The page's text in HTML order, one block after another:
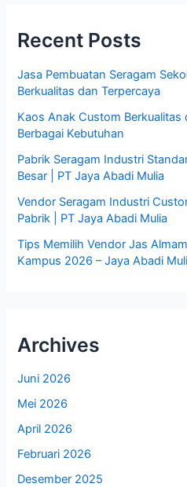
Recent Posts
Jasa Pembuatan Seragam
Berkualitas dan Terpercaya
Kaos Anak Custom
Berbagai Kebutuhan
Pabrik Seragam Industri
Besar | PT Jaya Abadi Mulia
Vendor Seragam Industri
Pabrik | PT Jaya Abadi Mulia
Tips Memilih Vendor Jas
Kampus 2026 – Jaya Abadi
Archives
Juni 2026
Mei 2026
April 2026
Februari 2026
Desember 2025